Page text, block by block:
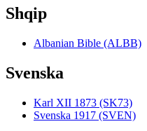
Shqip
Albanian Bible (ALBB)
Svenska
Karl XII 1873 (SK73)
Svenska 1917 (SVEN)